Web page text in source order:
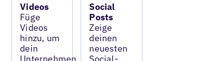
Videos
Füge
Videos
hinzu, um
dein
Unternehmen
Social
Posts
Zeige
deinen
neuesten
Social-